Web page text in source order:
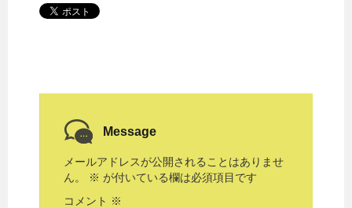
Message
メールアドレスが公開されることはありませ
ん。
※ が付いている欄は必須項目です
コメント ※